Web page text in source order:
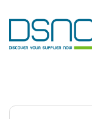
to
content